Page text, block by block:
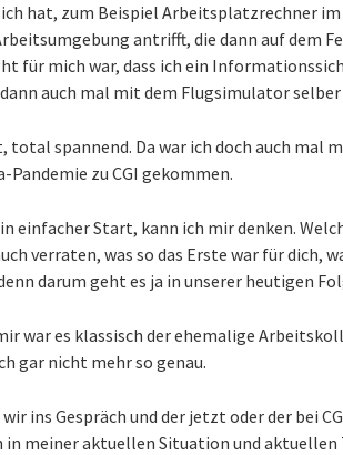
hat, zum Beispiel Arbeitsplatzrechner
antrifft, die dann auf dem
für mich war, dass ich ein
auch mal mit dem Flugsimulator
total spannend. Da war ich doch auch mal
Pandemie zu CGI gekommen.
einfacher Start, kann ich mir denken.
verraten, was so das Erste war für dich,
darum geht es ja in unserer heutigen
war es klassisch der ehemalige
gar nicht mehr so genau.
ins Gespräch und der jetzt oder der bei
meiner aktuellen Situation und